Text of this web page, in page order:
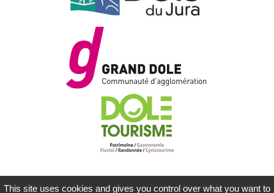
This site uses cookies and gives you control over what you want to